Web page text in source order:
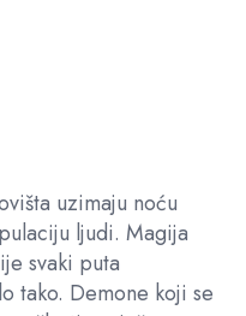
uzimaju noću
ljudi. Magija
svaki puta
tako. Demone koji se